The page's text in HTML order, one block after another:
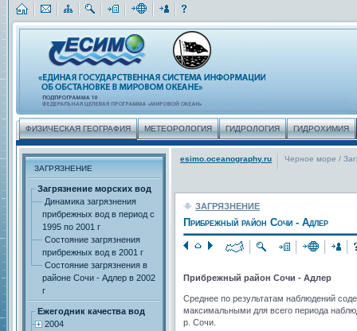
ФИЗИЧЕСКАЯ ГЕОГРАФИЯ МЕТЕОРОЛОГИЯ ГИДРОЛОГИЯ ГИДРОХИМИЯ
ЗАГРЯЗНЕНИЕ
Загрязнение морских вод
Динамика загрязнения
прибрежных вод в период с
1995 по 2001 г
Состояние загрязнения
прибрежных вод в 2001 г
Состояние загрязнения в
районе Сочи - Адлер в 2002
г
Ежегодник качества вод
2004
esimo.oceanography.ru Черное море /
ЗАГРЯЗНЕНИЕ
Прибрежный район Сочи - Адлер
Прибрежный район Сочи - Адлер
Среднее по результатам наблюдений
максимальными для всего периода
р. Сочи.